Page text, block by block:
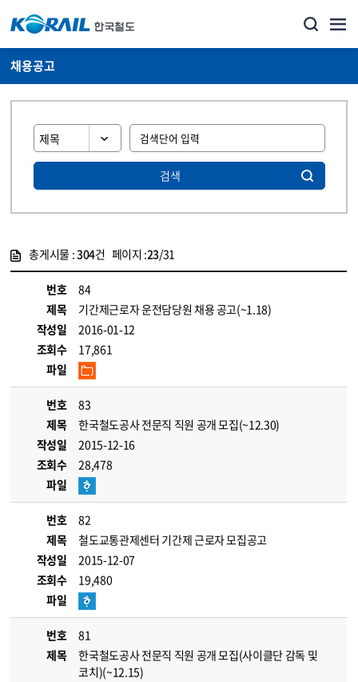
채용공고
검색
총게시물 :304건 페이지 :23/31
번호
84
제목
기간제근로자 운전담당원 채용 공고(~1.18)
작성일
2016-01-12
조회수
17,861
파일
번호
83
제목
한국철도공사 전문직 직원 공개 모집(~12.30)
작성일
2015-12-16
조회수
28,478
파일
번호
82
제목
철도교통관제센터 기간제 근로자 모집공고
작성일
2015-12-07
조회수
19,480
파일
번호
81
제목
한국철도공사 전문직 직원 공개 모집(사이클단 감독 및
코치)(~12.15)